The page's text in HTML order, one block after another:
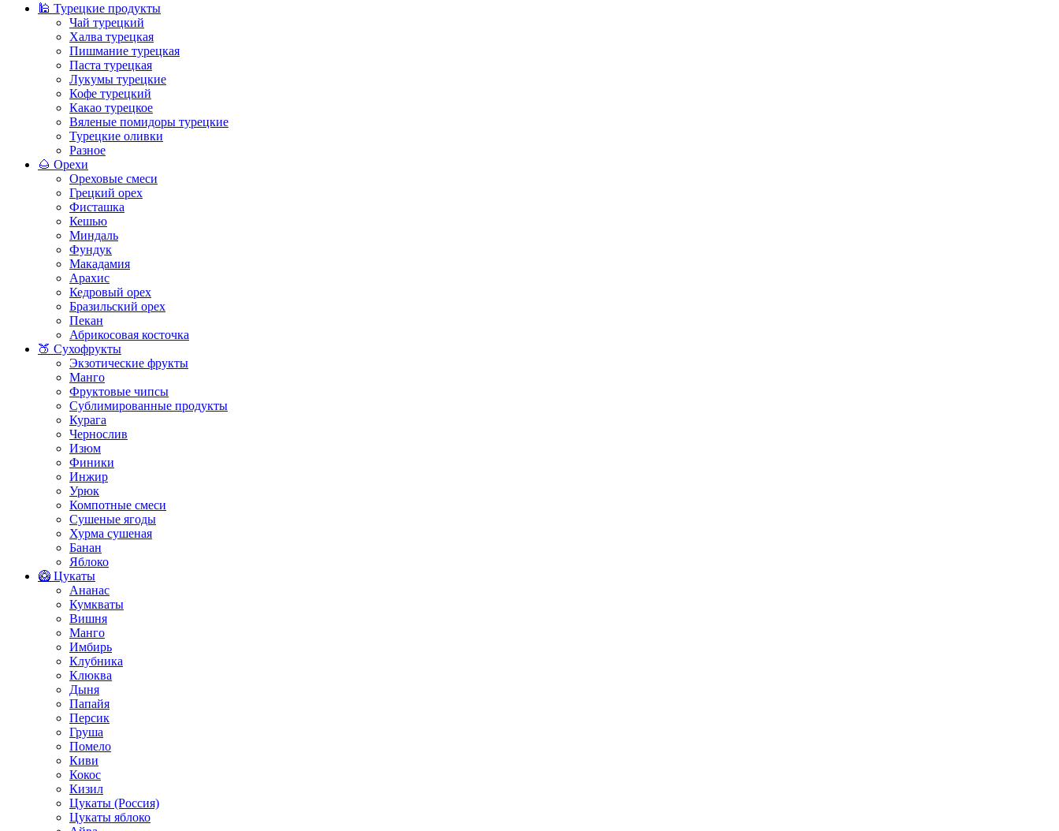
🕌 Турецкие продукты
Чай турецкий
Халва турецкая
Пишмание турецкая
Паста турецкая
Лукумы турецкие
Кофе турецкий
Какао турецкое
Вяленые помидоры турецкие
Турецкие оливки
Разное
🌰 Орехи
Ореховые смеси
Грецкий орех
Фисташка
Кешью
Миндаль
Фундук
Макадамия
Арахис
Кедровый орех
Бразильский орех
Пекан
Абрикосовая косточка
🍑 Сухофрукты
Экзотические фрукты
Манго
Фруктовые чипсы
Сублимированные продукты
Курага
Чернослив
Изюм
Финики
Инжир
Урюк
Компотные смеси
Сушеные ягоды
Хурма сушеная
Банан
Яблоко
🥝 Цукаты
Ананас
Кумкваты
Вишня
Манго
Имбирь
Клубника
Клюква
Дыня
Папайя
Персик
Груша
Помело
Киви
Кокос
Кизил
Цукаты (Россия)
Цукаты яблоко